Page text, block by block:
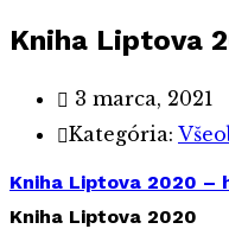
Kniha Liptova
3 marca, 2021
Kategória:
Kniha Liptova 2020 –
Kniha Liptova 2020